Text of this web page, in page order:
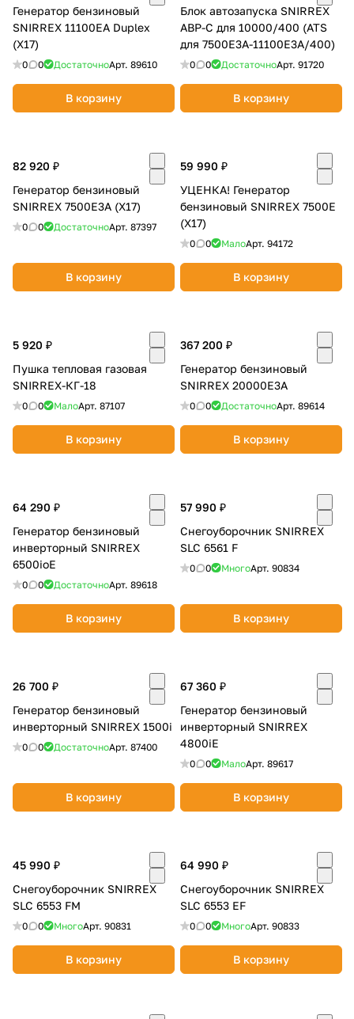
Генератор бензиновый
SNIRREX 11100EA Duplex
(X17)
0 0 ДостаточноАрт. 89610
В корзину
Блок автозапуска SNIRREX
ABP-C для 10000/400 (ATS
для 7500E3A-11100E3A/400)
0 0 ДостаточноАрт. 91720
В корзину
82 920 ₽
Генератор бензиновый
SNIRREX 7500E3A (X17)
0 0 ДостаточноАрт. 87397
В корзину
59 990 ₽
УЦЕНКА! Генератор
бензиновый SNIRREX 7500E
(X17)
0 0 МалоАрт. 94172
В корзину
5 920 ₽
Пушка тепловая газовая
SNIRREX-КГ-18
0 0 МалоАрт. 87107
В корзину
367 200 ₽
Генератор бензиновый
SNIRREX 20000E3A
0 0 ДостаточноАрт. 89614
В корзину
64 290 ₽
Генератор бензиновый
инверторный SNIRREX
6500ioE
0 0 ДостаточноАрт. 89618
В корзину
57 990 ₽
Снегоуборочник SNIRREX
SLC 6561 F
0 0 МногоАрт. 90834
В корзину
26 700 ₽
Генератор бензиновый
инверторный SNIRREX 1500i
0 0 ДостаточноАрт. 87400
В корзину
67 360 ₽
Генератор бензиновый
инверторный SNIRREX
4800iE
0 0 МалоАрт. 89617
В корзину
45 990 ₽
Снегоуборочник SNIRREX
SLC 6553 FM
0 0 МногоАрт. 90831
В корзину
64 990 ₽
Снегоуборочник SNIRREX
SLC 6553 EF
0 0 МногоАрт. 90833
В корзину